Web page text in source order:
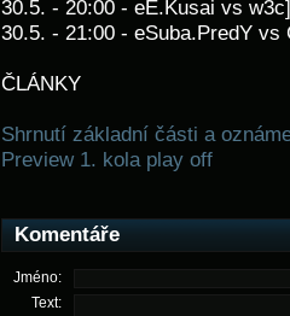
30.5. - 20:00 - eE.Kusai vs
30.5. - 21:00 - eSuba.PredY vs
ČLÁNKY
Shrnutí základní části a
Preview 1. kola play off
Komentáře
Jméno:
Text: